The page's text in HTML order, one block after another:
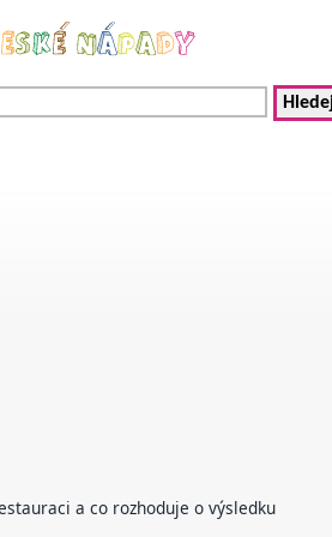
a co rozhoduje o výsledku